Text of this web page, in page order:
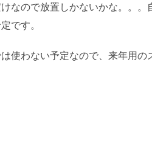
なので放置しかないかな。。。
です。
使わない予定なので、来年用の